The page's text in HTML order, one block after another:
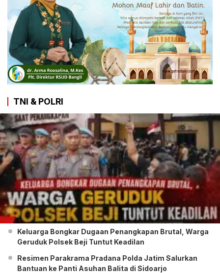
TNI & POLRI
Keluarga Bongkar Dugaan Penangkapan Brutal, Warga
Geruduk Polsek Beji Tuntut Keadilan
Resimen Parakrama Pradana Polda Jatim Salurkan
Bantuan ke Panti Asuhan Balita di Sidoarjo